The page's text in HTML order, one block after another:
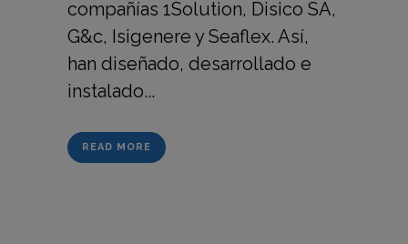
compañías 1Solution, Disico SA,
G&c, Isigenere y Seaflex. Así,
han diseñado, desarrollado e
instalado...
READ MORE